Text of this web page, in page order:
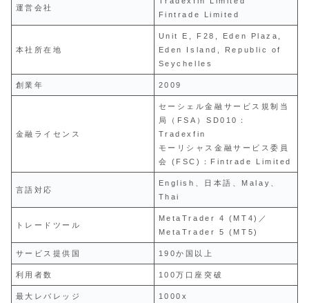
運営会社
Fintrade Limited
本社所在地
Unit E, F28, Eden Plaza,
Eden Island, Republic of
Seychelles
創業年 2009
金融ライセンス
セーシェル金融サービス規制当
局（FSA）SD010：
Tradexfin
モーリシャス金融サービス委員
会 (FSC)：Fintrade Limited
言語対応
English、日本語、Malay、
Thai
トレードツール
MetaTrader 4 (MT4)／
MetaTrader 5 (MT5)
サービス提供国 190か国以上
利用者数 100万口座突破
最大レバレッジ 1000x